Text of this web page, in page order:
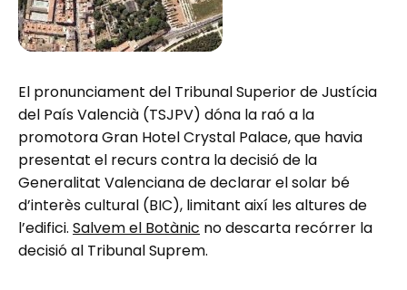
El pronunciament del Tribunal Superior de Justícia
del País Valencià (TSJPV) dóna la raó a la
promotora Gran Hotel Crystal Palace, que havia
presentat el recurs contra la decisió de la
Generalitat Valenciana de declarar el solar bé
d’interès cultural (BIC), limitant així les altures de
l’edifici. Salvem el Botànic no descarta recórrer la
decisió al Tribunal Suprem.